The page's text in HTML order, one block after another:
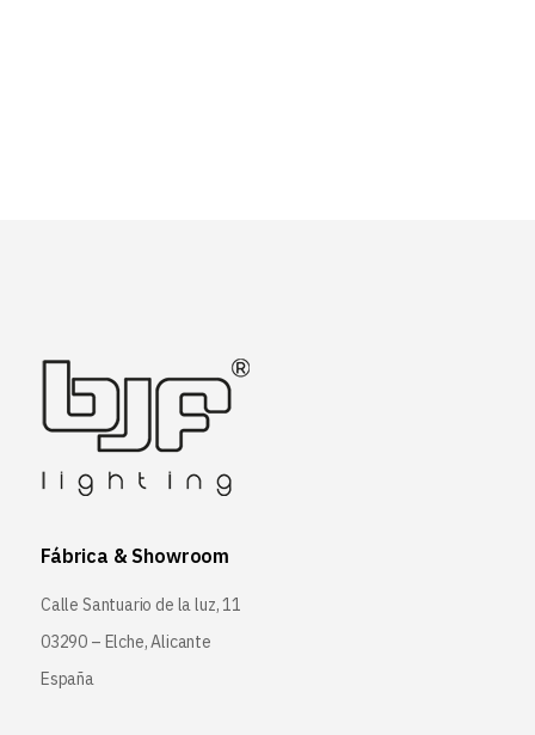
Fábrica & Showroom
Calle Santuario de la luz, 11
03290 – Elche, Alicante
España